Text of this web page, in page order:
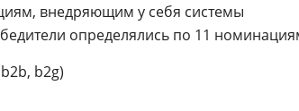
внедряющим у себя системы
определялись по 11
b2g)